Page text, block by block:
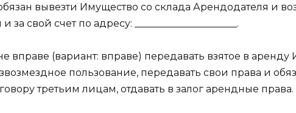
вывезти Имущество со склада Арендодателя и
свой счет по адресу: _____________________.
вправе (вариант: вправе) передавать взятое в аренду
пользование, передавать свои права и
третьим лицам, отдавать в залог арендные права.